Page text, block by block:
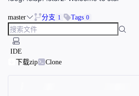
master 分支 1 Tags 0
IDE
下载zip
Clone